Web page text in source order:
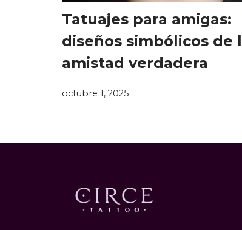
Tatuajes para amigas:
diseños simbólicos de
amistad verdadera
octubre 1, 2025